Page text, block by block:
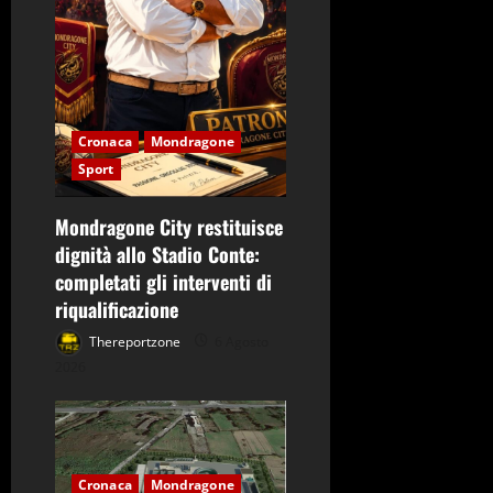
Cronaca
Mondragone
Sport
Mondragone City restituisce
dignità allo Stadio Conte:
completati gli interventi di
riqualificazione
Thereportzone
Cronaca
Mondragone